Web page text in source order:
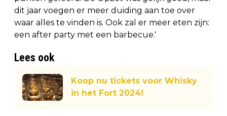
dit jaar voegen er meer duiding aan toe over
waar alles te vinden is. Ook zal er meer eten zijn:
een after party met een barbecue.'
Lees ook
Koop nu tickets voor Whisky
in het Fort 2024!